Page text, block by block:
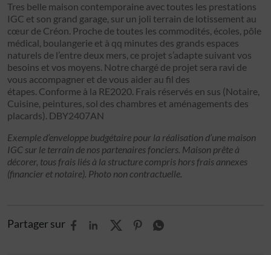
Tres belle maison contemporaine avec toutes les prestations
IGC et son grand garage, sur un joli terrain de lotissement au
cœur de Créon. Proche de toutes les commodités, écoles, pôle
médical, boulangerie et à qq minutes des grands espaces
naturels de l’entre deux mers, ce projet s’adapte suivant vos
besoins et vos moyens. Notre chargé de projet sera ravi de
vous accompagner et de vous aider au fil des
étapes. Conforme à la RE2020. Frais réservés en sus (Notaire,
Cuisine, peintures, sol des chambres et aménagements des
placards). DBY2407AN
Exemple d’enveloppe budgétaire pour la réalisation d’une maison
IGC sur le terrain de nos partenaires fonciers. Maison prête à
décorer, tous frais liés à la structure compris hors frais annexes
(financier et notaire). Photo non contractuelle.
Partager sur